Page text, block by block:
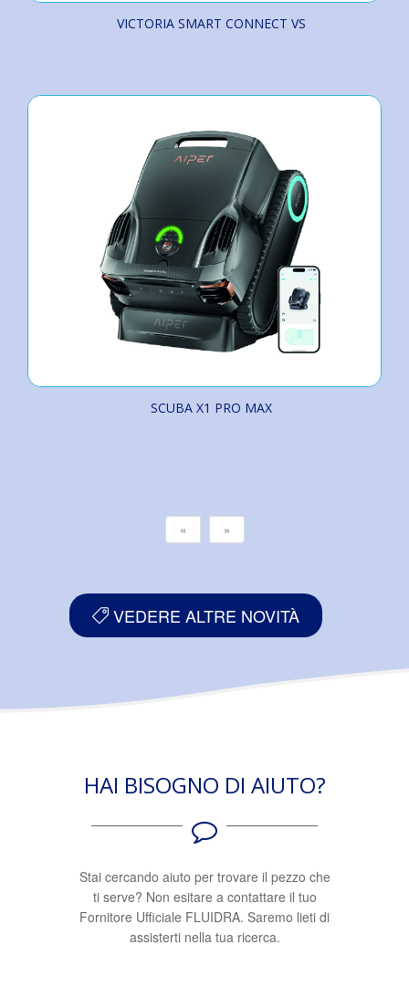
VICTORIA SMART CONNECT VS
SCUBA X1 PRO MAX
« »
VEDERE ALTRE NOVITÀ
HAI BISOGNO DI AIUTO?
Stai cercando aiuto per trovare il pezzo che
ti serve? Non esitare a contattare il tuo
Fornitore Ufficiale FLUIDRA. Saremo lieti di
assisterti nella tua ricerca.